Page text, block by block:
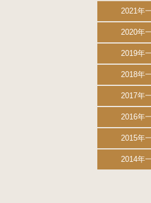
2021年
2020年
2019年
2018年
2017年
2016年
2015年
2014年